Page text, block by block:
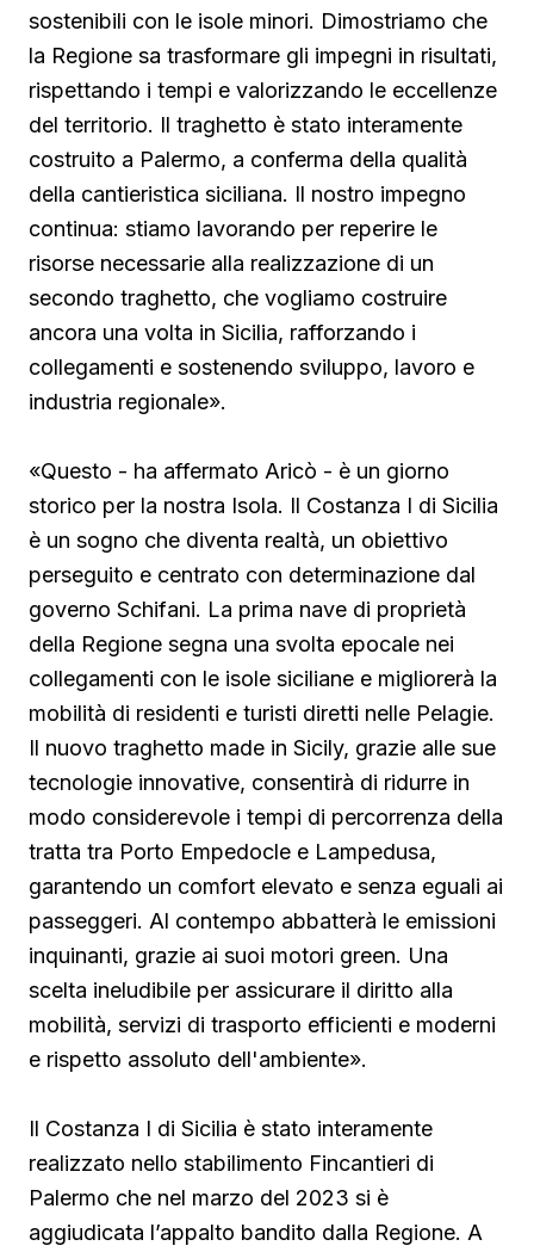
sostenibili con le isole minori. Dimostriamo che
la Regione sa trasformare gli impegni in risultati,
rispettando i tempi e valorizzando le eccellenze
del territorio. Il traghetto è stato interamente
costruito a Palermo, a conferma della qualità
della cantieristica siciliana. Il nostro impegno
continua: stiamo lavorando per reperire le
risorse necessarie alla realizzazione di un
secondo traghetto, che vogliamo costruire
ancora una volta in Sicilia, rafforzando i
collegamenti e sostenendo sviluppo, lavoro e
industria regionale».
«Questo - ha affermato Aricò - è un giorno
storico per la nostra Isola. Il Costanza I di Sicilia
è un sogno che diventa realtà, un obiettivo
perseguito e centrato con determinazione dal
governo Schifani. La prima nave di proprietà
della Regione segna una svolta epocale nei
collegamenti con le isole siciliane e migliorerà la
mobilità di residenti e turisti diretti nelle Pelagie.
Il nuovo traghetto made in Sicily, grazie alle sue
tecnologie innovative, consentirà di ridurre in
modo considerevole i tempi di percorrenza della
tratta tra Porto Empedocle e Lampedusa,
garantendo un comfort elevato e senza eguali ai
passeggeri. Al contempo abbatterà le emissioni
inquinanti, grazie ai suoi motori green. Una
scelta ineludibile per assicurare il diritto alla
mobilità, servizi di trasporto efficienti e moderni
e rispetto assoluto dell'ambiente».
Il Costanza I di Sicilia è stato interamente
realizzato nello stabilimento Fincantieri di
Palermo che nel marzo del 2023 si è
aggiudicata l’appalto bandito dalla Regione. A